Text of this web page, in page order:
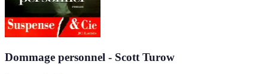
Dommage personnel - Scott Turow